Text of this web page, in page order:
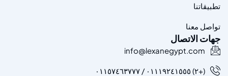
تطبيقاتنا
تواصل معنا
جهات الاتصال
info@lexanegypt.com
(+٢) ٠١١١٩٢٤١٥٥٥ / ٠١١٥٧٤٦٣٧٧٧